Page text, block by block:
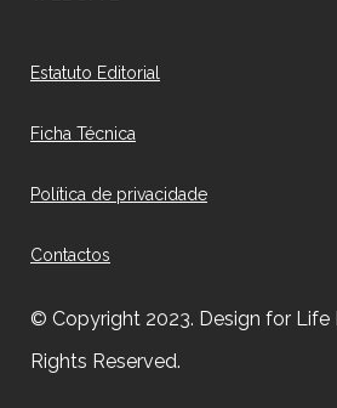
Estatuto Editorial
Ficha Técnica
Política de privacidade
Contactos
© Copyright 2023. Design for Life
Rights Reserved.